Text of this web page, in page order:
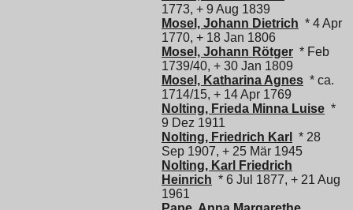
1773, + 9 Aug 1839
Mosel, Johann Dietrich * 4 Apr
1770, + 18 Jan 1806
Mosel, Johann Rötger * Feb
1739/40, + 30 Jan 1809
Mosel, Katharina Agnes * ca.
1714/15, + 14 Apr 1769
Nolting, Frieda Minna Luise *
9 Dez 1911
Nolting, Friedrich Karl
* 28
Sep 1907, + 25 Mär 1945
Nolting, Karl Friedrich
Heinrich * 6 Jul 1877, + 21 Aug
1961